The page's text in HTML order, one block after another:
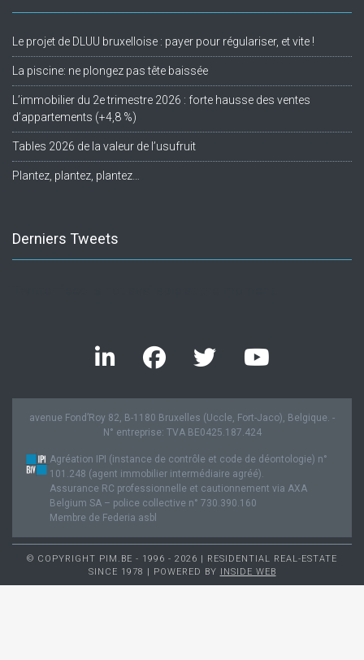
Le projet de DLUU bruxelloise : payer pour régulariser, et vite !
La piscine: ne plongez pas tête baissée
L’immobilier du 2e trimestre 2026 : forte hausse des ventes
d’appartements (+4,8 %)
Tables 2026 de la valeur de l’usufruit
Plantez, plantez, plantez…
Derniers Tweets
avenue Fond’Roy 82, B-1180 Bruxelles (Uccle, Fort-Jaco), Belgique. -
N° entreprise: TVA BE0425.187.424
Agréation IPI (instance de contrôle et code de déontologie) n°
101.248 (agent immobilier intermédiaire agréé).
Assurance RC professionnelle et cautionnement via AXA
Belgium SA – police collective n° 730.390.160
Membre de Federia asbl
© COPYRIGHT PIM.BE - 1996 - 2026 | RESIDENTIAL REAL-ESTATE
SINCE 1978 | POWERED BY INSIDE WEB